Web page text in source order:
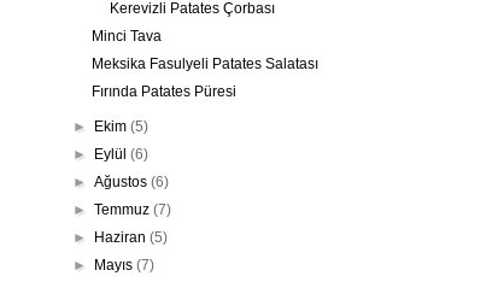
Kerevizli Patates Çorbası
Minci Tava
Meksika Fasulyeli Patates Salatası
Fırında Patates Püresi
► Ekim(5)
► Eylül(6)
►Ağustos(6)
►Temmuz(7)
► Haziran(5)
► Mayıs(7)